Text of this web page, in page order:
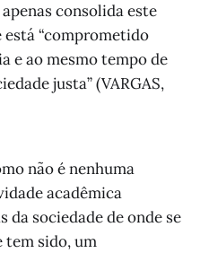
consolida este
“comprometido
e ao mesmo tempo de
justa” (VARGAS,
não é nenhuma
acadêmica
da sociedade de onde se
tem sido, um